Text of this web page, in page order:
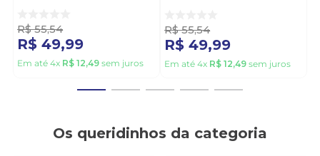
R$ 55,54
R$ 49,99
Em até 4x R$ 12,49 sem juros
R$ 55,54
R$ 49,99
Em até 4x R$ 12,49 sem juros
Os queridinhos da categoria